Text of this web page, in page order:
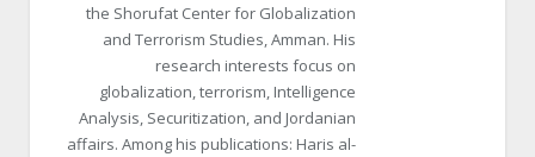
the Shorufat Center for Globalization
and Terrorism Studies, Amman. His
research interests focus on
globalization, terrorism, Intelligence
Analysis, Securitization, and Jordanian
affairs. Among his publications: Haris al-